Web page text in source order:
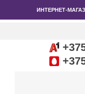
ИНТЕРНЕТ-